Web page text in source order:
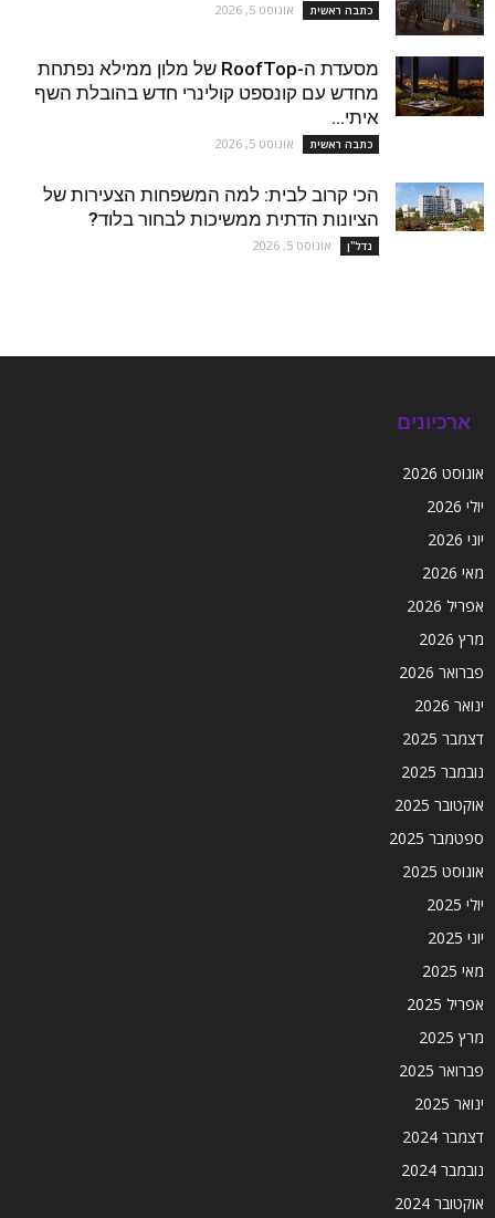
כתבה ראשית אוגוסט 5, 2026
מסעדת ה-RoofTop של מלון ממילא נפתחת
מחדש עם קונספט קולינרי חדש בהובלת השף
איתי...
כתבה ראשית אוגוסט 5, 2026
הכי קרוב לבית: למה המשפחות הצעירות של
הציונות הדתית ממשיכות לבחור בלוד?
נדל''ן אוגוסט 5, 2026
ארכיונים
אוגוסט 2026
יולי 2026
יוני 2026
מאי 2026
אפריל 2026
מרץ 2026
פברואר 2026
ינואר 2026
דצמבר 2025
נובמבר 2025
אוקטובר 2025
ספטמבר 2025
אוגוסט 2025
יולי 2025
יוני 2025
מאי 2025
אפריל 2025
מרץ 2025
פברואר 2025
ינואר 2025
דצמבר 2024
נובמבר 2024
אוקטובר 2024